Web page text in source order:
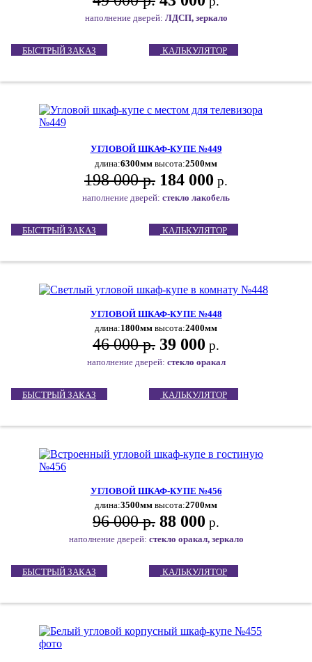
наполнение дверей: ЛДСП, зеркало
БЫСТРЫЙ ЗАКАЗ КАЛЬКУЛЯТОР
УГЛОВОЙ ШКАФ-КУПЕ №449
длина:6300мм высота:2500мм
198 000 р. 184 000 р.
наполнение дверей: стекло лакобель
БЫСТРЫЙ ЗАКАЗ КАЛЬКУЛЯТОР
УГЛОВОЙ ШКАФ-КУПЕ №448
длина:1800мм высота:2400мм
46 000 р. 39 000 р.
наполнение дверей: стекло оракал
БЫСТРЫЙ ЗАКАЗ КАЛЬКУЛЯТОР
УГЛОВОЙ ШКАФ-КУПЕ №456
длина:3500мм высота:2700мм
96 000 р. 88 000 р.
наполнение дверей: стекло оракал, зеркало
БЫСТРЫЙ ЗАКАЗ КАЛЬКУЛЯТОР